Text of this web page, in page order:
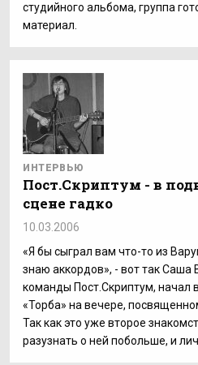
студийного альбома, группа
материал.
ИНТЕРВЬЮ
Пост.Скриптум - в
сцене гадко
10.03.2006
«Я бы сыграл вам что-то из
знаю аккордов», - вот так Саша
команды Пост.Скриптум, начал
«Торба» на вечере,
Так как это уже второе
разузнать о ней побольше, и